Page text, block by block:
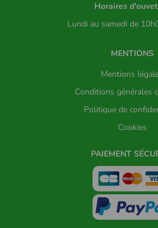
Horaires
Lundi au samedi de
MENTIONS
Mentions
Conditions générales
Politique de
Cookies
PAIEMENT